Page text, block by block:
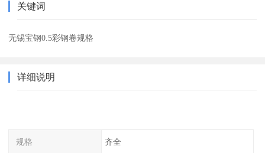
关键词
无锡宝钢0.5彩钢卷规格
详细说明
规格 齐全